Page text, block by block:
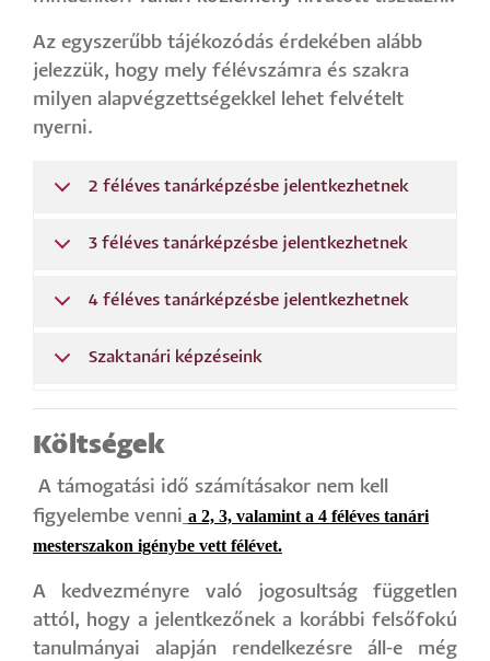
Az egyszerűbb tájékozódás érdekében alább
jelezzük, hogy mely félévszámra és szakra
milyen alapvégzettségekkel lehet felvételt
nyerni.
2 féléves tanárképzésbe jelentkezhetnek
3 féléves tanárképzésbe jelentkezhetnek
4 féléves tanárképzésbe jelentkezhetnek
Szaktanári képzéseink
Költségek
A támogatási idő számításakor nem kell
figyelembe venni a 2, 3, valamint a 4 féléves tanári
mesterszakon igénybe vett félévet.
A kedvezményre való jogosultság független
attól, hogy a jelentkezőnek a korábbi felsőfokú
tanulmányai alapján rendelkezésre áll-e még